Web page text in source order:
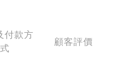
付款方
式
顧客評價